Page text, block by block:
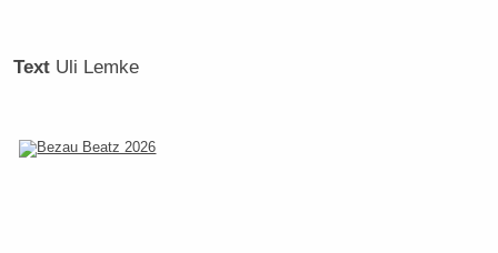
Text Uli Lemke